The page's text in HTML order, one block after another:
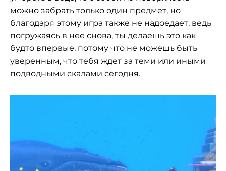
можно забрать только один предмет, но
благодаря этому игра также не надоедает, ведь
погружаясь в нее снова, ты делаешь это как
будто впервые, потому что не можешь быть
уверенным, что тебя ждет за теми или иными
подводными скалами сегодня.